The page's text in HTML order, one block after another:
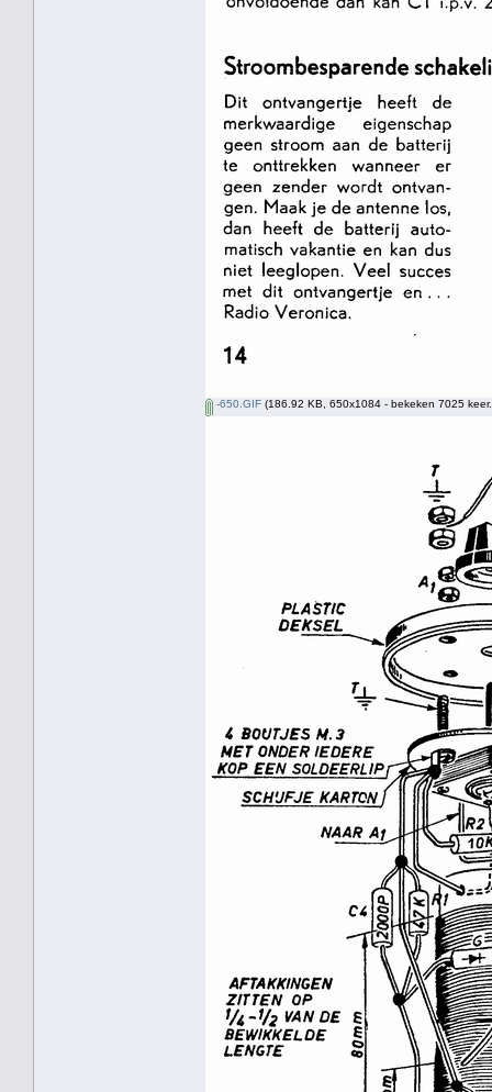
-650.GIF (186.92 KB, 650x1084 - bekeken 7025